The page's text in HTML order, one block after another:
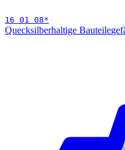
16 01 08*
Quecksilberhaltige Bauteile